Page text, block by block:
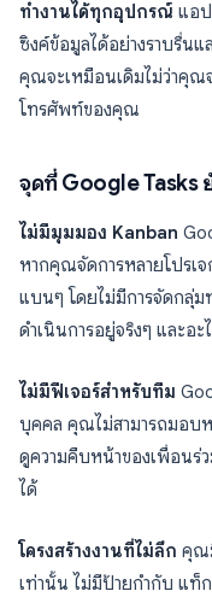
ทำงานได้ทุกอุปกรณ์ แอ
ซิงค์ข้อมูลได้อย่างราบรื่นแ
คุณจะเหมือนเดิมไม่ว่าคุ
โทรศัพท์ของคุณ
จุดที่ Google Tasks
ไม่มีมุมมอง Kanban
หากคุณจัดการหลายโปรเ
แบนๆ โดยไม่มีการจัดกลุ่ม
ดำเนินการอยู่จริงๆ และอ
ไม่มีฟีเจอร์สำหรับทีม
บุคคล คุณไม่สามารถมอบห
ดูความคืบหน้าของเพื่อนร่
ได้
โครงสร้างงานที่ไม่ลึก คุณ
เท่านั้น ไม่มีป้ายกำกับ แท็